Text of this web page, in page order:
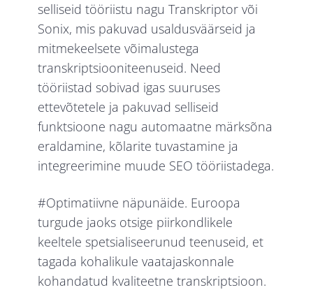
selliseid tööriistu nagu Transkriptor või
Sonix, mis pakuvad usaldusväärseid ja
mitmekeelsete võimalustega
transkriptsiooniteenuseid. Need
tööriistad sobivad igas suuruses
ettevõtetele ja pakuvad selliseid
funktsioone nagu automaatne märksõna
eraldamine, kõlarite tuvastamine ja
integreerimine muude SEO tööriistadega.
#Optimatiivne näpunäide. Euroopa
turgude jaoks otsige piirkondlikele
keeltele spetsialiseerunud teenuseid, et
tagada kohalikule vaatajaskonnale
kohandatud kvaliteetne transkriptsioon.